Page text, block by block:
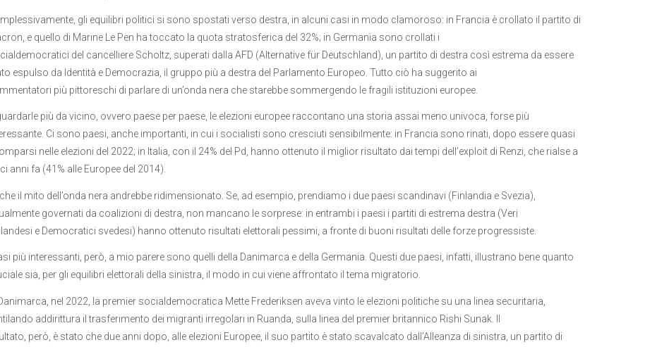
gli equilibri politici si sono spostati verso destra, in alcuni casi in modo clamoroso: in Francia è crollato il partito di
e quello di Marine Le Pen ha toccato la quota stratosferica del 32%; in Germania sono crollati i
del cancelliere Scholtz, superati dalla AFD (Alternative für Deutschland), un partito di destra così estrema da essere
espulso da Identità e Democrazia, il gruppo più a destra del Parlamento Europeo. Tutto ciò ha suggerito ai
più pittoreschi di parlare di un’onda nera che starebbe sommergendo le fragili istituzioni europee.
più da vicino, ovvero paese per paese, le elezioni europee raccontano una storia assai meno univoca, forse più
Ci sono paesi, anche importanti, in cui i socialisti sono cresciuti sensibilmente: in Francia sono rinati, dopo essere quasi
nelle elezioni del 2022; in Italia, con il 24% del Pd, hanno ottenuto il miglior risultato dai tempi dell’exploit di Renzi, che rialse a
anni fa (41% alle Europee del 2014).
il mito dell’onda nera andrebbe ridimensionato. Se, ad esempio, prendiamo i due paesi scandinavi (Finlandia e Svezia),
governati da coalizioni di destra, non mancano le sorprese: in entrambi i paesi i partiti di estrema destra (Veri
e Democratici svedesi) hanno ottenuto risultati elettorali pessimi, a fronte di buoni risultati delle forze progressiste.
più interessanti, però, a mio parere sono quelli della Danimarca e della Germania. Questi due paesi, infatti, illustrano bene quanto
sia, per gli equilibri elettorali della sinistra, il modo in cui viene affrontato il tema migratorio.
nel 2022, la premier socialdemocratica Mette Frederiksen aveva vinto le elezioni politiche su una linea securitaria,
addirittura il trasferimento dei migranti irregolari in Ruanda, sulla linea del premier britannico Rishi Sunak. Il
però, è stato che due anni dopo, alle elezioni Europee, il suo partito è stato scavalcato dall’Alleanza di sinistra, un partito di